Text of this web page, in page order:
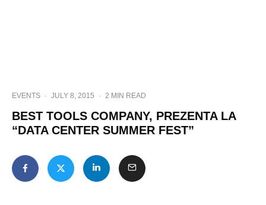
EVENTS · JULY 8, 2015 · 2 MIN READ
BEST TOOLS COMPANY, PREZENTA LA
“DATA CENTER SUMMER FEST”